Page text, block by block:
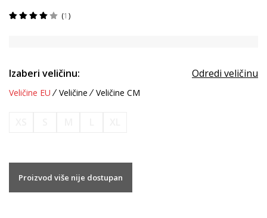
1
Izaberi veličinu: Odredi veličinu
Veličine EU Veličine Veličine CM
Proizvod više nije dostupan